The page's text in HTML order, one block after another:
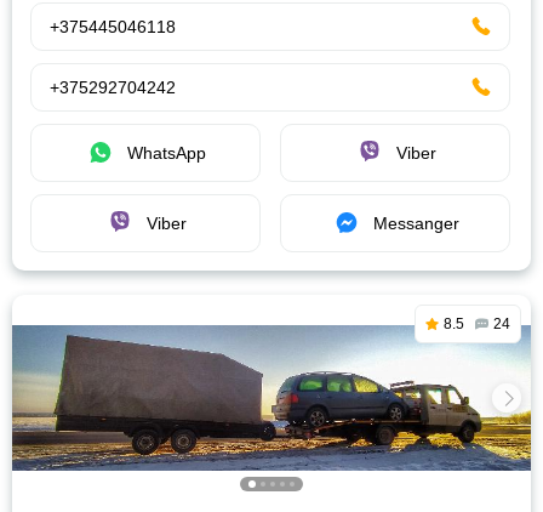
+375445046118
+375292704242
WhatsApp Viber
Viber Messanger
8.5 24